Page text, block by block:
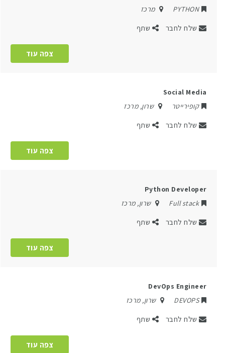
PYTHON
מרכז
שלח לחבר שתף
צפה עוד
Social Media
קופירייטר
שרון,מרכז
שלח לחבר שתף
צפה עוד
Python Developer
Full stack
שרון,מרכז
שלח לחבר שתף
צפה עוד
DevOps Engineer
DEVOPS
שרון,מרכז
שלח לחבר שתף
צפה עוד